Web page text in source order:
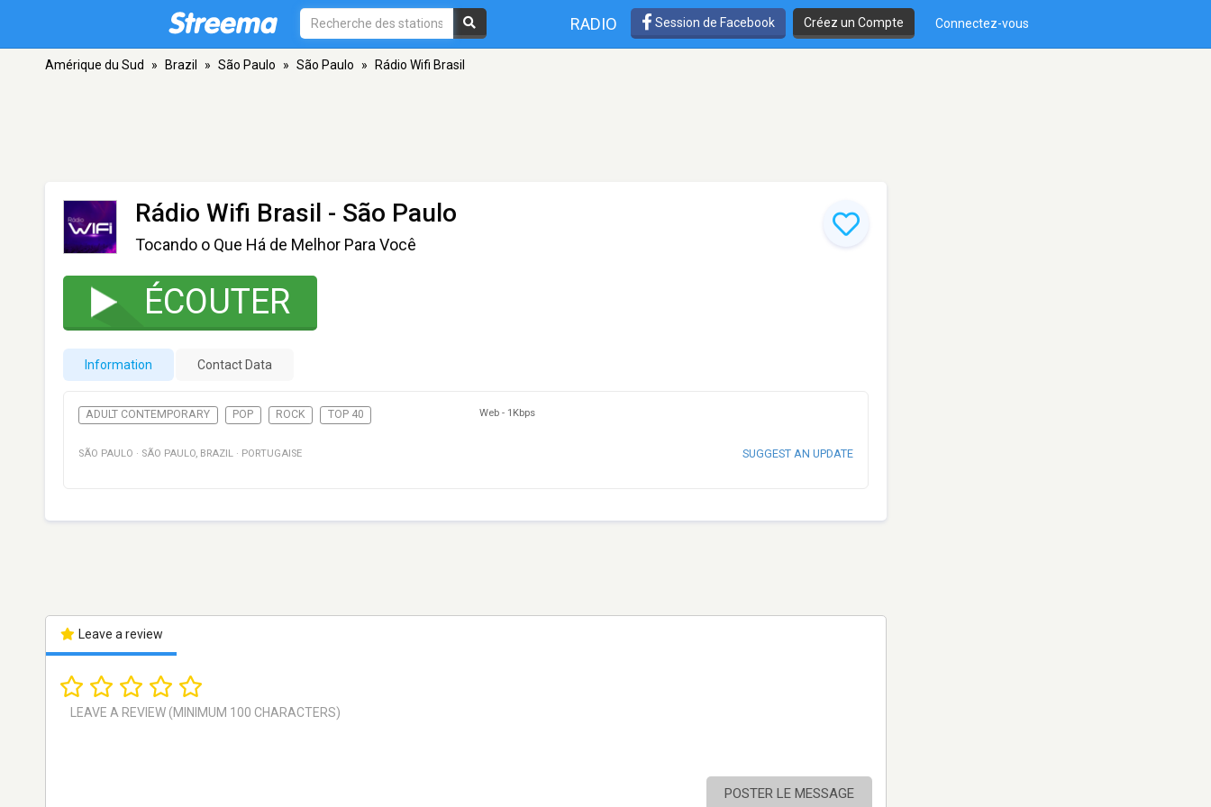
RADIO Session de Facebook Créez un Compte Connectez-vous
Amérique du Sud » Brazil » São Paulo » São Paulo » Rádio Wifi Brasil
Rádio Wifi Brasil - São Paulo
Tocando o Que Há de Melhor Para Você
ÉCOUTER
Information Contact Data
ADULT CONTEMPORARY POP ROCK TOP 40 Web - 1Kbps
SÃO PAULO · SÃO PAULO, BRAZIL · PORTUGAISE SUGGEST AN UPDATE
Leave a review
POSTER LE MESSAGE